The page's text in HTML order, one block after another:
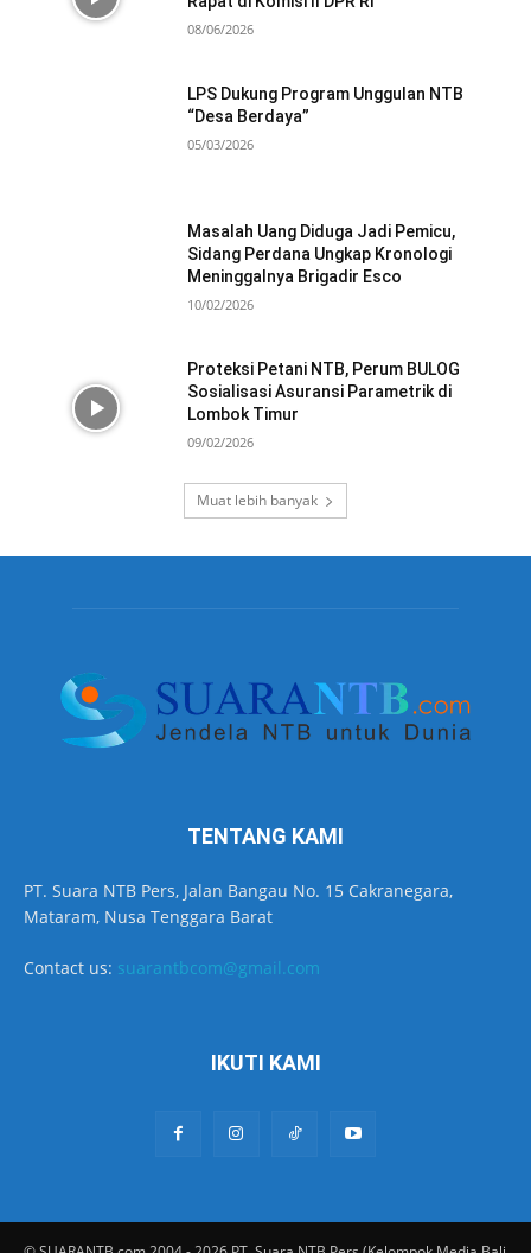
08/06/2026
LPS Dukung Program Unggulan NTB
“Desa Berdaya”
05/03/2026
Masalah Uang Diduga Jadi Pemicu,
Sidang Perdana Ungkap Kronologi
Meninggalnya Brigadir Esco
10/02/2026
Proteksi Petani NTB, Perum BULOG
Sosialisasi Asuransi Parametrik di
Lombok Timur
09/02/2026
Muat lebih banyak
TENTANG KAMI
PT. Suara NTB Pers, Jalan Bangau No. 15 Cakranegara,
Mataram, Nusa Tenggara Barat
Contact us: suarantbcom@gmail.com
IKUTI KAMI